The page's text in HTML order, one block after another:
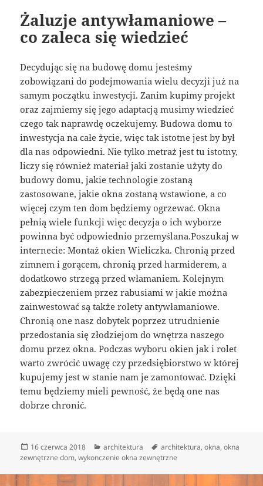
Żaluzje antywłamaniowe –
co zaleca się wiedzieć
Decydując się na budowę domu jesteśmy
zobowiązani do podejmowania wielu decyzji już na
samym początku inwestycji. Zanim kupimy projekt
oraz zajmiemy się jego adaptacją musimy wiedzieć
czego tak naprawdę oczekujemy. Budowa domu to
inwestycja na całe życie, więc tak istotne jest by był
dla nas odpowiedni. Nie tylko metraż jest tu istotny,
liczy się również materiał jaki zostanie użyty do
budowy domu, jakie technologie zostaną
zastosowane, jakie okna zostaną wstawione, a co
więcej czym ten dom będziemy ogrzewać. Okna
pełnią wiele funkcji więc decyzja o ich wyborze
powinna być odpowiednio przemyślana.Poszukaj w
internecie: Montaż okien Wieliczka. Chronią przed
zimnem i gorącem, chronią przed harmiderem, a
dodatkowo strzegą przed włamaniem. Kolejnym
zabezpieczeniem przez rabusiami w jakie można
zainwestować są także rolety antywłamaniowe.
Chronią one nasz dobytek poprzez utrudnienie
przedostania się złodziejom do wnętrza naszego
domu przez okna. Podczas wyboru okien jak i rolet
warto zwrócić uwagę czy przedsiębiorstwo w której
kupujemy jest w stanie nam je zamontować. Dzięki
temu będziemy mieli pewność, że będą one nas
dobrze chronić.
Data
publikacji
16 czerwca 2018 Kategorie
architektura Tagi
architektura,okna,okna
zewnętrzne dom,wykonczenie okna zewnętrzne